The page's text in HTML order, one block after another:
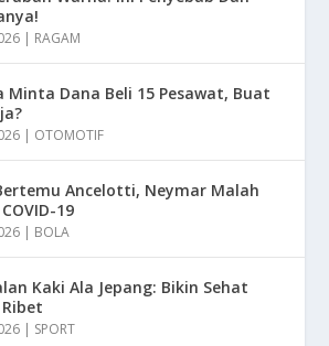
| RAGAM
Minta Dana Beli 15 Pesawat, Buat
| OTOMOTIF
Ancelotti, Neymar Malah
19
| BOLA
Kaki Ala Jepang: Bikin Sehat
| SPORT